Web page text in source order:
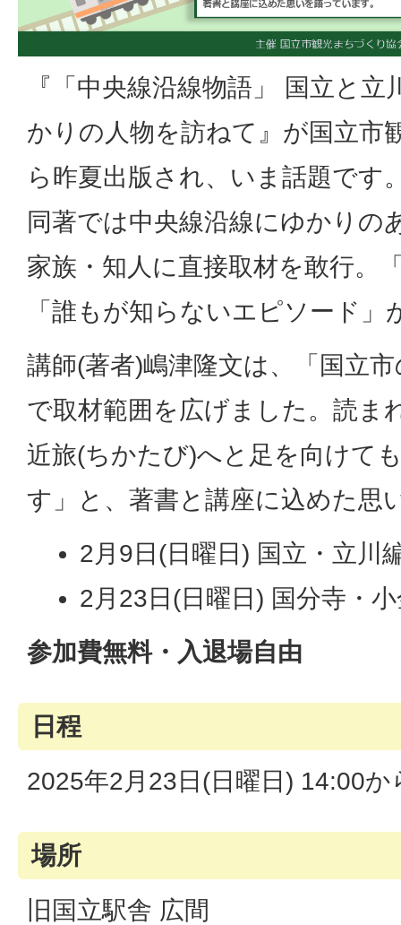
『「中央線沿線物語」 国立と
かりの人物を訪ねて』が国立市
ら昨夏出版され、いま話題です
同著では中央線沿線にゆかりの
家族・知人に直接取材を敢行。
「誰もが知らないエピソード
講師(著者)嶋津隆文は、「国立
で取材範囲を広げました。読ま
近旅(ちかたび)へと足を向けて
す」と、著書と講座に込めた思
2月9日(日曜日) 国立・立川
2月23日(日曜日) 国分寺・
参加費無料・入退場自由
日程
2025年2月23日(日曜日) 14:00
場所
旧国立駅舎 広間